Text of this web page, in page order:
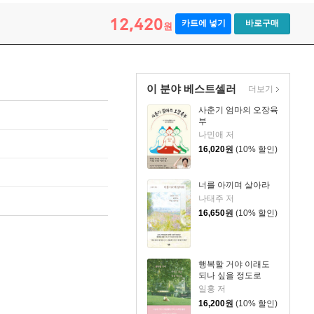
12,420원 카트에 넣기 바로구매
이 분야 베스트셀러
사춘기 엄마의 오장육
부
나민애 저
16,020원 (10% 할인)
너를 아끼며 살아라
나태주 저
16,650원 (10% 할인)
행복할 거야 이래도
되나 싶을 정도로
일홍 저
16,200원 (10% 할인)
더보기